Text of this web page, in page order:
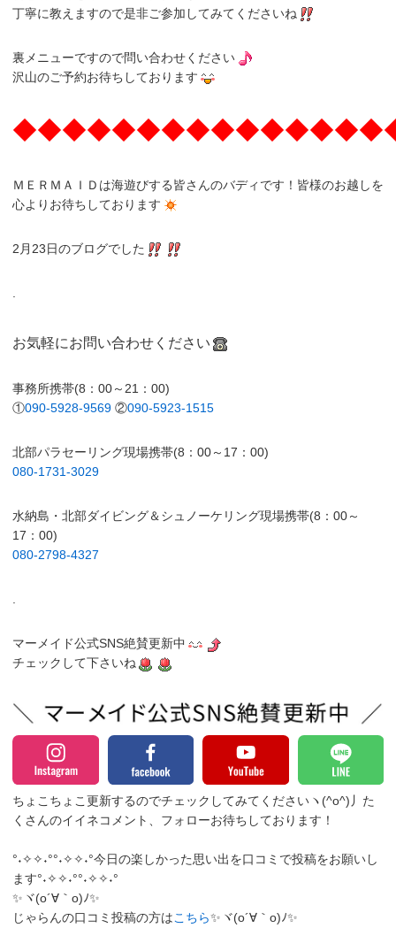
丁寧に教えますので是非ご参加してみてくださいね
裏メニューですので問い合わせください
沢山のご予約お待ちしております
ＭＥＲＭＡＩＤは海遊びする皆さんのバディです！皆様のお越しを
心よりお待ちしております
2月23日のブログでした
お気軽にお問い合わせください
事務所携帯(8：00～21：00)
①090-5928-9569 ②090-5923-1515
北部パラセーリング現場携帯(8：00～17：00)
080-1731-3029
水納島・北部ダイビング＆シュノーケリング現場携帯(8：00～
17：00)
080-2798-4327
.
マーメイド公式SNS絶賛更新中
チェックして下さいね
ちょこちょこ更新するのでチェックしてみてくださいヽ(^o^)丿 た
くさんのイイネコメント、フォローお待ちしております！
°˖✧✧˖°°˖✧✧˖°今日の楽しかった思い出を口コミで投稿をお願いし
ます°˖✧✧˖°°˖✧✧˖°
✨ヾ(o´∀｀o)ﾉ✨
じゃらんの口コミ投稿の方はこちら✨ヾ(o´∀｀o)ﾉ✨